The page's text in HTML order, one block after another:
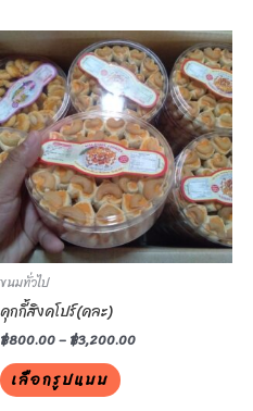
ขนมทั่วไป
คุกกี้สิงคโปร์(คละ)
฿800.00–฿3,200.00
เลือกรูปแบบ
This
product
has
multiple
variants.
The
options
may
be
the
product
page